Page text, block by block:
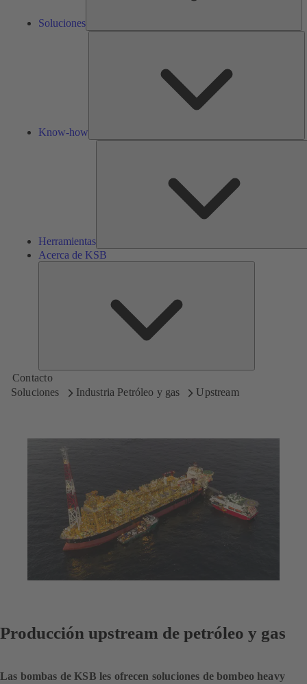
Soluciones
Know-how
Herramientas
Acerca de KSB
Contacto
Soluciones
Industria Petróleo y gas Upstream
Producción upstream de petróleo y gas
Las bombas de KSB les ofrecen soluciones de bombeo heavy